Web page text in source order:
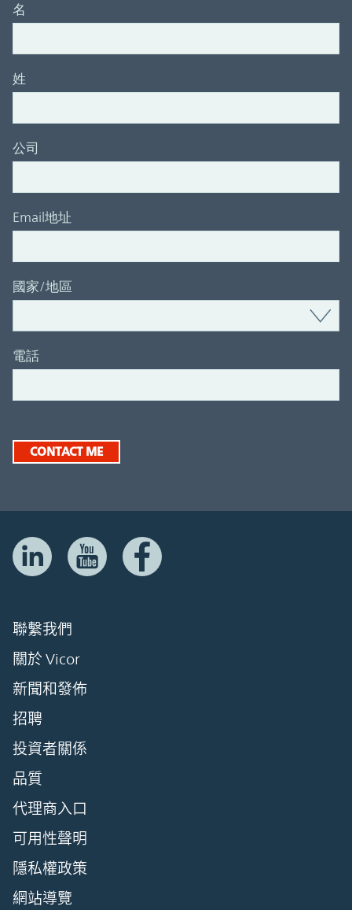
名
姓
公司
Email地址
國家/地區
電話
CONTACT ME
聯繫我們
關於 Vicor
新聞和發佈
招聘
投資者關係
品質
代理商入口
可用性聲明
隱私權政策
網站導覽